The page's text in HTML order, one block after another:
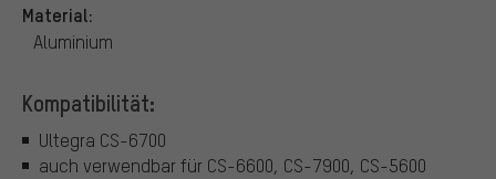
Material:
Aluminium
Kompatibilität:
Ultegra CS-6700
auch verwendbar für CS-6600, CS-7900, CS-5600